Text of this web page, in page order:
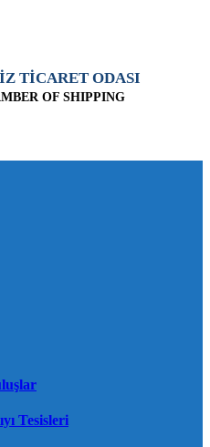
TİCARET ODASI
OF SHIPPING
Tesisleri